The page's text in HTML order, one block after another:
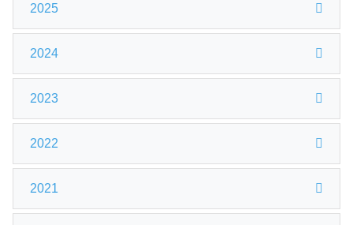
2025
2024
2023
2022
2021